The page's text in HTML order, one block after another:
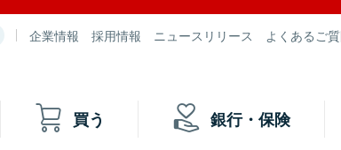
企業情報 採用情報 ニュースリリース よくあるご
買う 銀行・保険